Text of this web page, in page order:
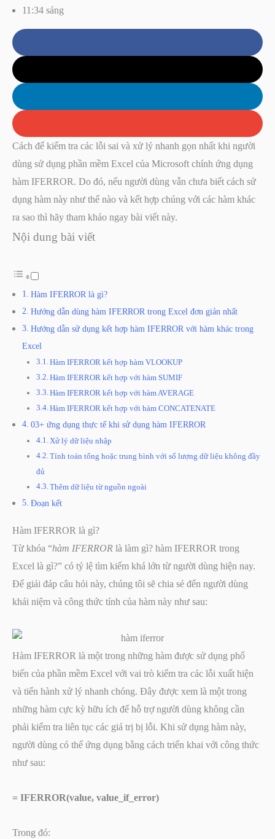
11:34 sáng
Cách để kiểm tra các lỗi sai và xử lý nhanh gọn nhất khi người
dùng sử dụng phần mềm Excel của Microsoft chính ứng dụng
hàm IFERROR. Do đó, nếu người dùng vẫn chưa biết cách sử
dụng hàm này như thế nào và kết hợp chúng với các hàm khác
ra sao thì hãy tham khảo ngay bài viết này.
Nội dung bài viết
Hàm IFERROR là gì?
Hướng dẫn dùng hàm IFERROR trong Excel đơn giản nhất
Hướng dẫn sử dụng kết hợp hàm IFERROR với hàm khác trong
Excel
Hàm IFERROR kết hợp hàm VLOOKUP
Hàm IFERROR kết hợp với hàm SUMIF
Hàm IFERROR kết hợp với hàm AVERAGE
Hàm IFERROR kết hợp với hàm CONCATENATE
03+ ứng dụng thực tế khi sử dụng hàm IFERROR
Xử lý dữ liệu nhập
Tính toán tổng hoặc trung bình với số lượng dữ liệu không đầy
đủ
Thêm dữ liệu từ nguồn ngoài
Đoạn kết
Hàm IFERROR là gì?
Từ khóa “hàm IFERROR là làm gì? hàm IFERROR trong
Excel là gì?” có tỷ lệ tìm kiếm khá lớn từ người dùng hiện nay.
Để giải đáp câu hỏi này, chúng tôi sẽ chia sẻ đến người dùng
khái niệm và công thức tính của hàm này như sau:
Hàm IFERROR là một trong những hàm được sử dụng phổ
biến của phần mềm Excel với vai trò kiểm tra các lỗi xuất hiện
và tiến hành xử lý nhanh chóng. Đây được xem là một trong
những hàm cực kỳ hữu ích để hỗ trợ người dùng không cần
phải kiểm tra liên tục các giá trị bị lỗi. Khi sử dụng hàm này,
người dùng có thể ứng dụng bằng cách triển khai với công thức
như sau:
= IFERROR(value, value_if_error)
Trong đó: